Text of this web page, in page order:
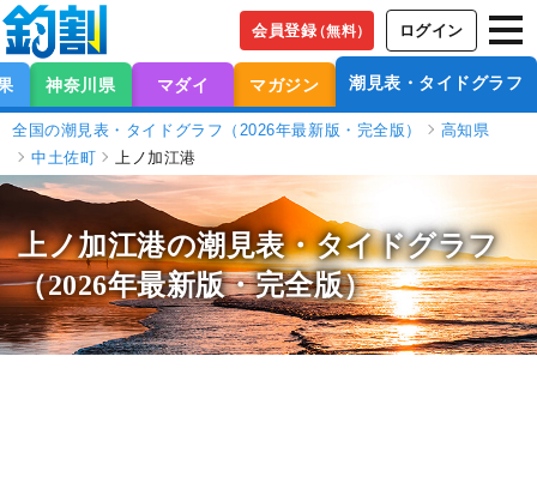
会員登録（無料） ログイン
神奈川県 マダイ マガジン 潮見表・タイドグラフ
全国の潮見表・タイドグラフ（2026年最新版・完全版）
高知県
中土佐町
上ノ加江港
上ノ加江港の潮見表・タイドグラフ
（2026年最新版・完全版）